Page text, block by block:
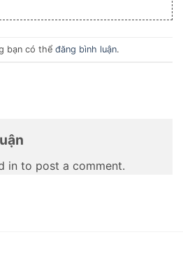
bạn có thể đăng bình luận.
in to post a comment.